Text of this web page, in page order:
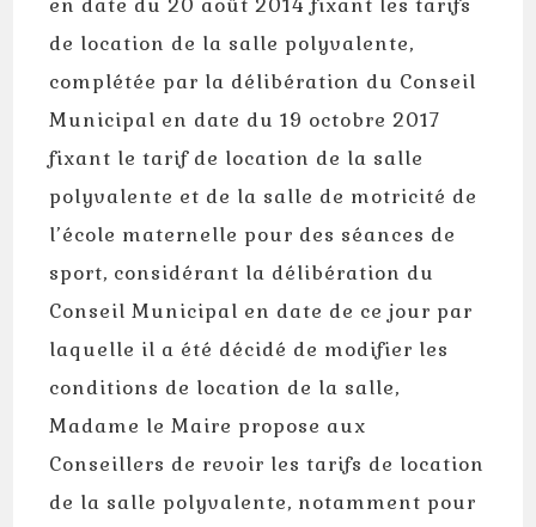
en date du 20 août 2014 fixant les tarifs
de location de la salle polyvalente,
complétée par la délibération du Conseil
Municipal en date du 19 octobre 2017
fixant le tarif de location de la salle
polyvalente et de la salle de motricité de
l’école maternelle pour des séances de
sport, considérant la délibération du
Conseil Municipal en date de ce jour par
laquelle il a été décidé de modifier les
conditions de location de la salle,
Madame le Maire propose aux
Conseillers de revoir les tarifs de location
de la salle polyvalente, notamment pour